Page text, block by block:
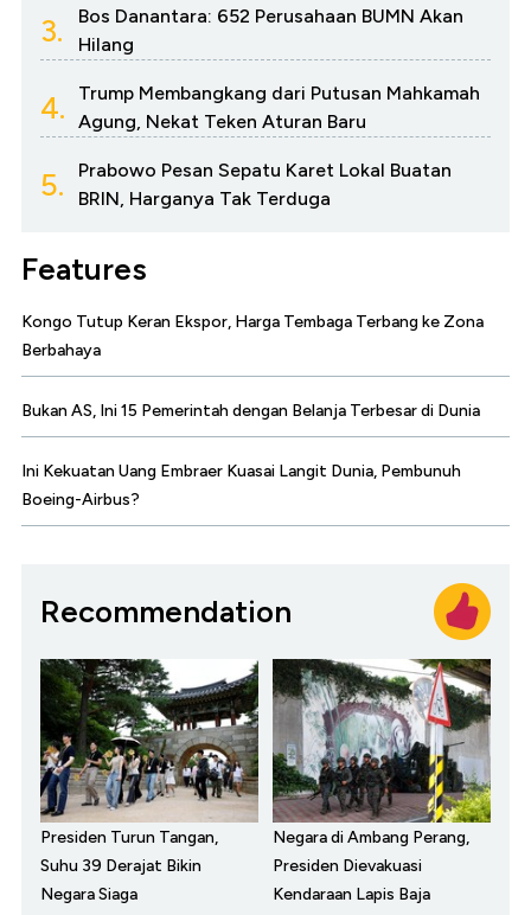
3.
Bos Danantara: 652 Perusahaan BUMN Akan
Hilang
4.
Trump Membangkang dari Putusan Mahkamah
Agung, Nekat Teken Aturan Baru
5.
Prabowo Pesan Sepatu Karet Lokal Buatan
BRIN, Harganya Tak Terduga
Features
Kongo Tutup Keran Ekspor, Harga Tembaga Terbang ke Zona
Berbahaya
Bukan AS, Ini 15 Pemerintah dengan Belanja Terbesar di Dunia
Ini Kekuatan Uang Embraer Kuasai Langit Dunia, Pembunuh
Boeing-Airbus?
Recommendation
Presiden Turun Tangan,
Suhu 39 Derajat Bikin
Negara Siaga
Negara di Ambang Perang,
Presiden Dievakuasi
Kendaraan Lapis Baja